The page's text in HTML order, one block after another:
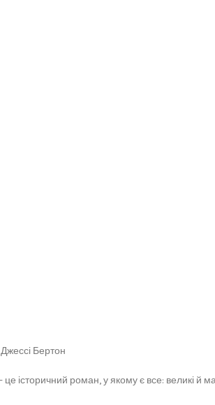
Бертон
історичний роман, у якому є все: великі й